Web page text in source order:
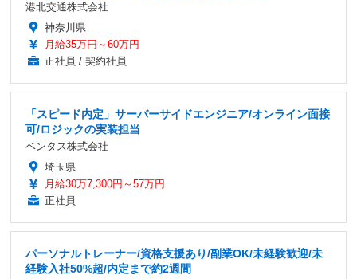
港北交通株式会社
神奈川県
月給35万円～60万円
正社員 / 契約社員
「スピード内定」サーバーサイドエンジニア/オンライン面接
可/ロジックの実装担当
ベンタス株式会社
埼玉県
月給30万7,300円～57万円
正社員
パーソナルトレーナー/資格支援あり/副業OK/未経験歓迎/未
経験入社50%超/内定まで約2週間